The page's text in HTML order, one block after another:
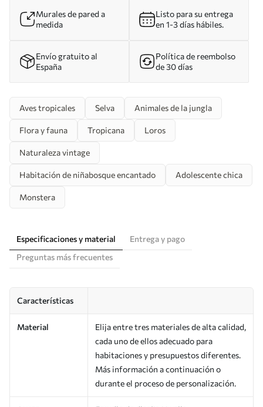
Murales de pared a
medida
Listo para su entrega
en 1-3 días hábiles.
Envío gratuito al
España
Política de reembolso
de 30 días
Aves tropicales Selva Animales de la jungla
Flora y fauna Tropicana Loros
Naturaleza vintage
Habitación de niñabosque encantado Adolescente chica
Monstera
Especificaciones y material
Entrega y pago
Preguntas más frecuentes
Características
Material
Elija entre tres materiales de alta calidad,
cada uno de ellos adecuado para
habitaciones y presupuestos diferentes.
Más información a continuación o
durante el proceso de personalización.